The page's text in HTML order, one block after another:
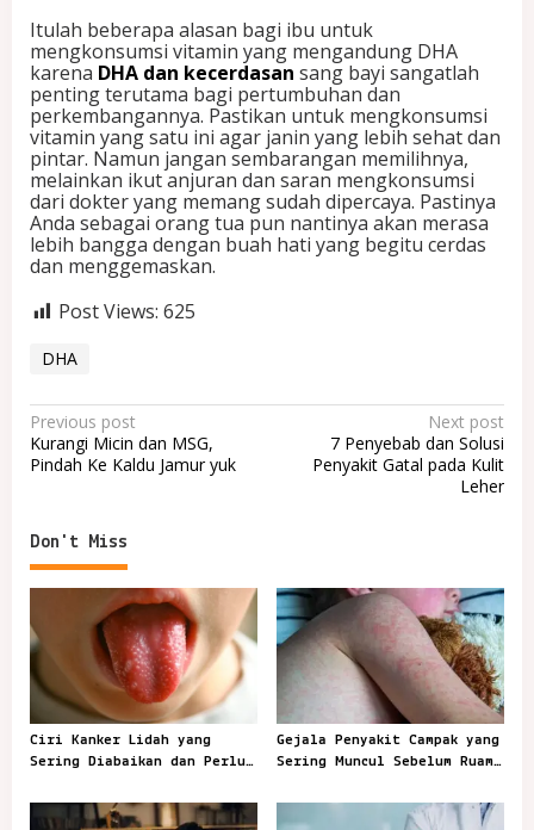
Itulah beberapa alasan bagi ibu untuk
mengkonsumsi vitamin yang mengandung DHA
karena DHA dan kecerdasan sang bayi sangatlah
penting terutama bagi pertumbuhan dan
perkembangannya. Pastikan untuk mengkonsumsi
vitamin yang satu ini agar janin yang lebih sehat dan
pintar. Namun jangan sembarangan memilihnya,
melainkan ikut anjuran dan saran mengkonsumsi
dari dokter yang memang sudah dipercaya. Pastinya
Anda sebagai orang tua pun nantinya akan merasa
lebih bangga dengan buah hati yang begitu cerdas
dan menggemaskan.
Post Views: 625
DHA
P
o
t
n
a
v
i
g
a
t
Previous post
Kurangi Micin dan MSG,
Pindah Ke Kaldu Jamur yuk
Next post
7 Penyebab dan Solusi
Penyakit Gatal pada Kulit
Leher
Don't Miss
Ciri Kanker Lidah yang
Sering Diabaikan dan Perlu
Gejala Penyakit Campak yang
Sering Muncul Sebelum Ruam